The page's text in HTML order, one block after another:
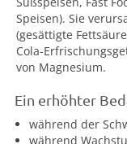
Speisen). Sie
(gesättigte
Cola-
von Magnesium.
Ein erhöhter
während der
während